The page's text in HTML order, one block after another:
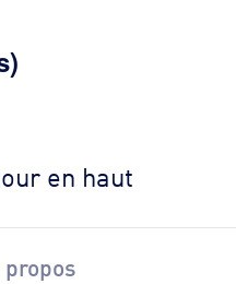
en haut
propos